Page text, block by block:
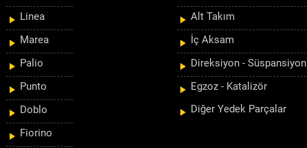
Linea
Marea
Palio
Punto
Doblo
Fiorino
Alt Takım
İç Aksam
Direksiyon - Süspansiyon
Egzoz - Katalizör
Diğer Yedek Parçalar